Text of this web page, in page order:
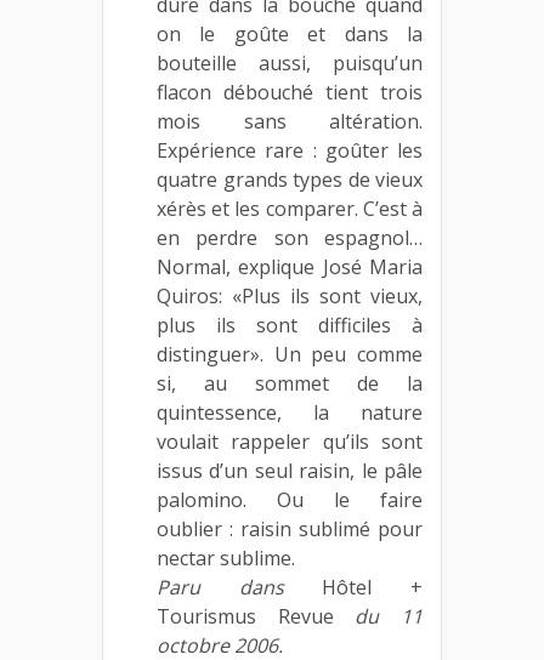
on le goûte et dans la
bouteille aussi, puisqu’un
flacon débouché tient trois
mois sans altération.
Expérience rare : goûter les
quatre grands types de vieux
xérès et les comparer. C’est à
en perdre son espagnol…
Normal, explique José Maria
Quiros: «Plus ils sont vieux,
plus ils sont difficiles à
distinguer». Un peu comme
si, au sommet de la
quintessence, la nature
voulait rappeler qu’ils sont
issus d’un seul raisin, le pâle
palomino. Ou le faire
oublier : raisin sublimé pour
nectar sublime.
Paru dans Hôtel +
Tourismus Revue du 11
octobre 2006.